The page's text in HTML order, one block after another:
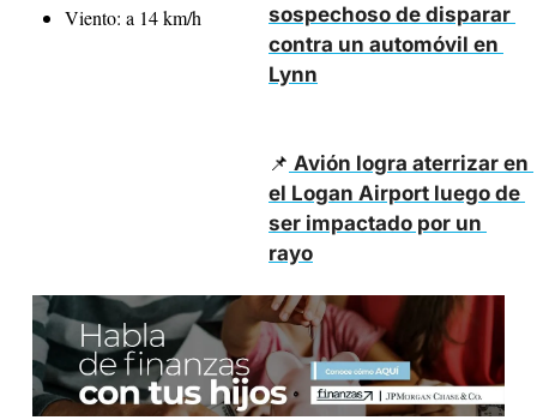
Viento: a 14 km/h
sospechoso de disparar
contra un automóvil en
Lynn
📌 Avión logra aterrizar en
el Logan Airport luego de
ser impactado por un
rayo